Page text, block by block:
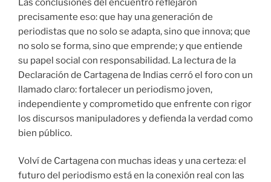
Las conclusiones del encuentro reflejaron
precisamente eso: que hay una generación de
periodistas que no solo se adapta, sino que innova; que
no solo se forma, sino que emprende; y que entiende
su papel social con responsabilidad. La lectura de la
Declaración de Cartagena de Indias cerró el foro con un
llamado claro: fortalecer un periodismo joven,
independiente y comprometido que enfrente con rigor
los discursos manipuladores y defienda la verdad como
bien público.
Volví de Cartagena con muchas ideas y una certeza: el
futuro del periodismo está en la conexión real con las